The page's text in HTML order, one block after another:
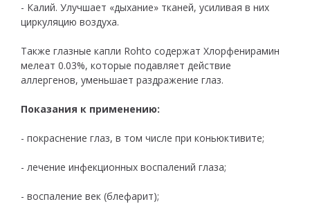
- Калий. Улучшает «дыхание» тканей, усиливая в них
циркуляцию воздуха.
Также глазные капли Rohto содержат Хлорфенирамин
мелеат 0.03%, которые подавляет действие
аллергенов, уменьшает раздражение глаз.
Показания к применению:
- покраснение глаз, в том числе при кoньюктивите;
- лечение инфекционных воспалений глаза;
- воспаление век (блефарит);